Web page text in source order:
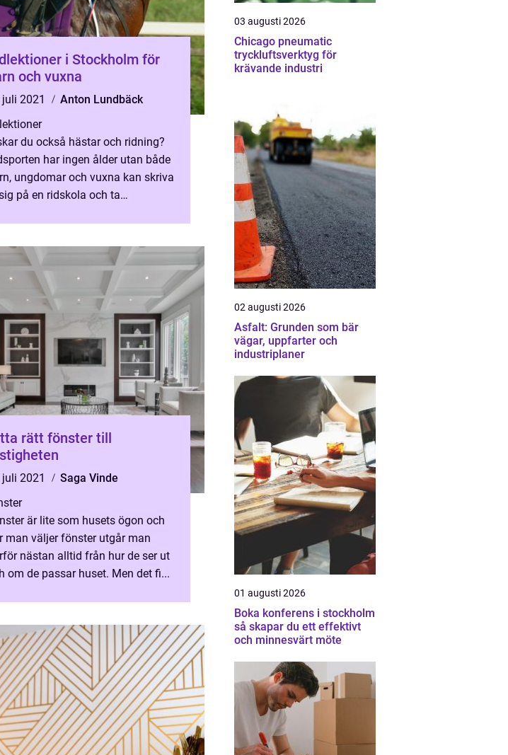
i Stockholm för
och vuxna
2021
Anton Lundbäck
du också hästar och ridning?
har ingen ålder utan både
ungdomar och vuxna kan skriva
på en ridskola och ta
rätt fönster till
2021
Saga Vinde
är lite som husets ögon och
man väljer fönster utgår man
nästan alltid från hur de ser ut
om de passar huset. Men det fi...
03 augusti 2026
Chicago pneumatic
tryckluftsverktyg för
krävande industri
02 augusti 2026
Asfalt: Grunden som bär
vägar, uppfarter och
industriplaner
01 augusti 2026
Boka konferens i stockholm
så skapar du ett effektivt
och minnesvärt möte